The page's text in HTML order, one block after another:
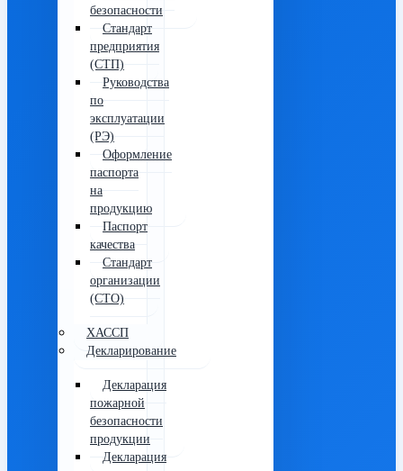
безопасности
Стандарт
предприятия
(СТП)
Руководства
по
эксплуатации
(РЭ)
Оформление
паспорта
на
продукцию
Паспорт
качества
Стандарт
организации
(СТО)
ХАССП
Декларирование
Декларация
пожарной
безопасности
продукции
Декларация